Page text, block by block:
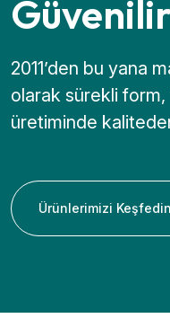
2011’den bu yana
olarak sürekli
üretiminde
Ürünlerimizi Keşfedin